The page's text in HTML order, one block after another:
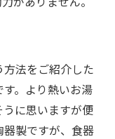
法をご紹介した
。より熱いお湯
に思いますが便
製ですが、食器